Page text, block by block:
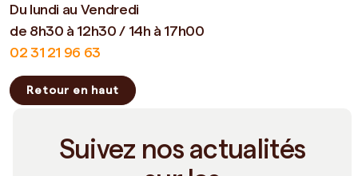
Du lundi au Vendredi
de 8h30 à 12h30 / 14h à 17h00
02 31 21 96 63
Retour en haut
Suivez nos actualités